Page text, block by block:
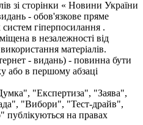
зі сторінки « Новини України
- обов'язкове пряме
гіперпосилання .
в незалежності від
матеріалів.
- видань) - повинна бути
або в першому абзаці
"Експертиза", "Заява",
"Вибори", "Тест-драйв",
на правах